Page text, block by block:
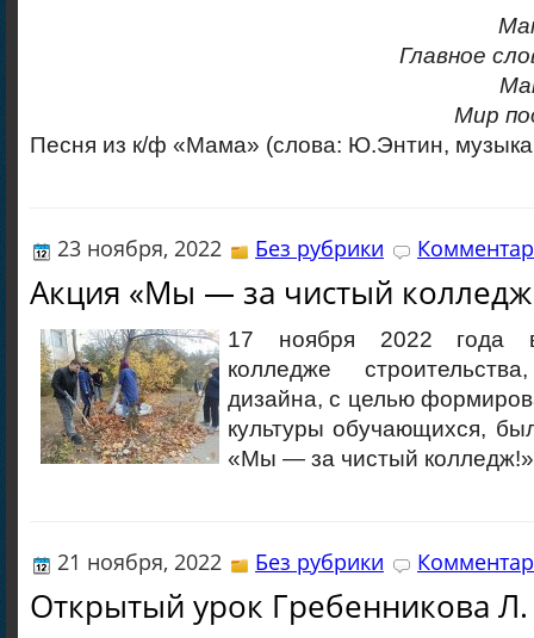
Главное
Мир
Песня из к/ф «Мама» (слова: Ю.Энтин,
23 ноября, 2022 Без рубрики
Акция «Мы — за чистый
17 ноября 2022 года в
колледже
дизайна, с целью
культуры обучающихся,
«Мы — за чистый
21 ноября, 2022 Без рубрики
Открытый урок Гребенникова